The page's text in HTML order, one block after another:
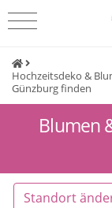
Hochzeitsdeko &
Günzburg finden
Blumen
Standort